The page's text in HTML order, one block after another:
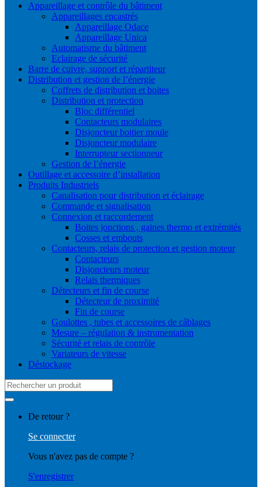
Appareillage et contrôle du bâtiment
Appareillages encastrés
Appareillage Odace
Appareillage Unica
Automatisme du bâtiment
Eclairage de sécurité
Barre de cuivre, support et répartiteur
Distribution et gestion de l’énergie
Coffrets de distribution et boites
Distribution et protection
Bloc différentiel
Contacteurs modulaires
Disjoncteur boitier moule
Disjoncteur modulaire
Interrupteur sectionneur
Gestion de l’énergie
Outillage et accessoire d’installation
Produits Industriels
Canalisation pour distribution et éclairage
Commande et signalisation
Connexion et raccordement
Boites jonctions , gaines thermo et extrémités
Cosses et embouts
Contacteurs, relais de protection et gestion moteur
Contacteurs
Disjoncteurs moteur
Relais thermiques
Détecteurs et fin de course
Détecteur de proximité
Fin de course
Goulottes , tubes et accessoires de câblages
Mesure – régulation & instrumentation
Sécurité et relais de contrôle
Variateurs de vitesse
Déstockage
Search
for:
De retour ?
Se connecter
Vous n'avez pas de compte ?
S'enregistrer